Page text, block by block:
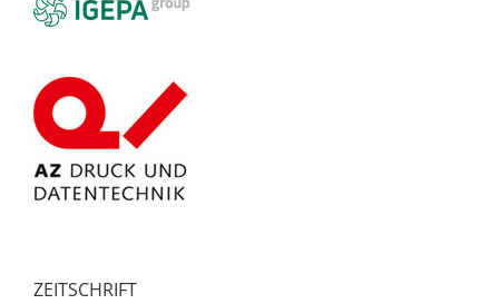
ZEITSCHRIFT